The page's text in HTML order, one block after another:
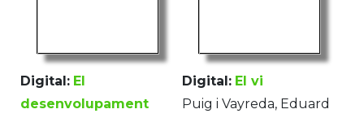
Digital: El
desenvolupament
Digital: El vi
Puig i Vayreda, Eduard